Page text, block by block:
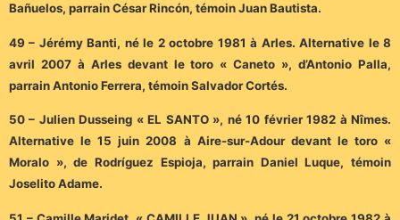
Bañuelos, parrain César Rincón, témoin Juan Bautista.
49 – Jérémy Banti, né le 2 octobre 1981 à Arles. Alternative le 8
avril 2007 à Arles devant le toro « Caneto », d’Antonio Palla,
parrain Antonio Ferrera, témoin Salvador Cortés.
50 – Julien Dusseing « EL SANTO », né 10 février 1982 à Nîmes.
Alternative le 15 juin 2008 à Aire-sur-Adour devant le toro «
Moralo », de Rodríguez Espioja, parrain Daniel Luque, témoin
Joselito Adame.